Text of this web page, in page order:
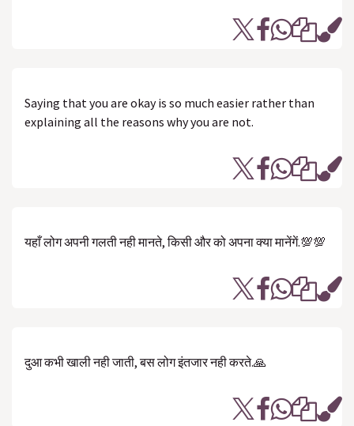
Saying that you are okay is so much easier rather than
explaining all the reasons why you are not.
यहाँ लोग अपनी गलती नही मानते, किसी और को अपना क्या मानेंगें.💯💯
दुआ कभी खाली नही जाती, बस लोग इंतजार नही करते.🙏